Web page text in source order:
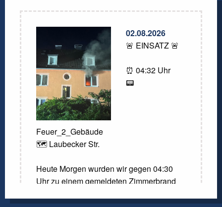
02.08.2026
🚨 EINSATZ 🚨
⏰ 04:32 Uhr
📟
Feuer_2_Gebäude
🗺️ Laubecker Str.
Heute Morgen wurden wir gegen 04:30
Uhr zu einem gemeldeten Zimmerbrand